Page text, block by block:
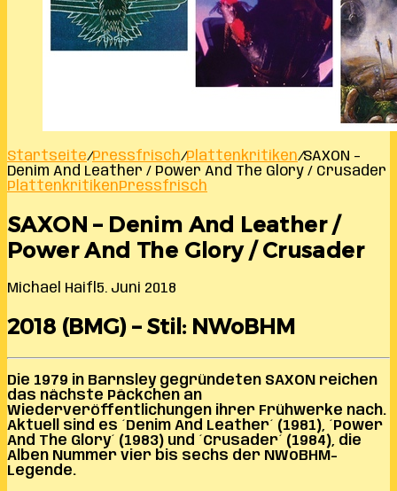
Startseite/Pressfrisch/Plattenkritiken/SAXON –
Denim And Leather / Power And The Glory / Crusader
PlattenkritikenPressfrisch
SAXON – Denim And Leather /
Power And The Glory / Crusader
Michael Haifl 5. Juni 2018
2018 (BMG) – Stil: NWoBHM
Die 1979 in Barnsley gegründeten SAXON reichen
das nächste Päckchen an
Wiederveröffentlichungen ihrer Frühwerke nach.
Aktuell sind es ´Denim And Leather´ (1981), ´Power
And The Glory´ (1983) und ´Crusader´ (1984), die
Alben Nummer vier bis sechs der NWoBHM-
Legende.